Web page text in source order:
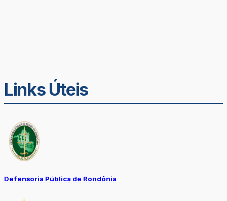
Links Úteis
Defensoria Pública de Rondônia